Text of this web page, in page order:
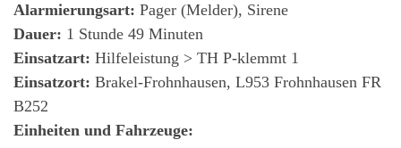
Alarmierungsart: Pager (Melder), Sirene
Dauer: 1 Stunde 49 Minuten
Einsatzart: Hilfeleistung > TH P-klemmt 1
Einsatzort: Brakel-Frohnhausen, L953 Frohnhausen FR
B252
Einheiten und Fahrzeuge: